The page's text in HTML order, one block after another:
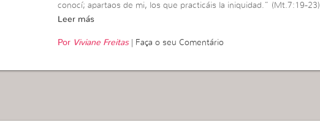
conocí; apartaos de mi, los que practicáis la iniquidad.” (Mt.7:19-23)
Leer más
Por Viviane Freitas| Faça o seu Comentário